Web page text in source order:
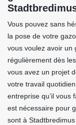
Vous pouvez sans
la pose de votre
vous voulez avoir un
régulièrement dès
vous avez un projet
votre travail
entreprise qu’il vous
est nécessaire pour
sont à